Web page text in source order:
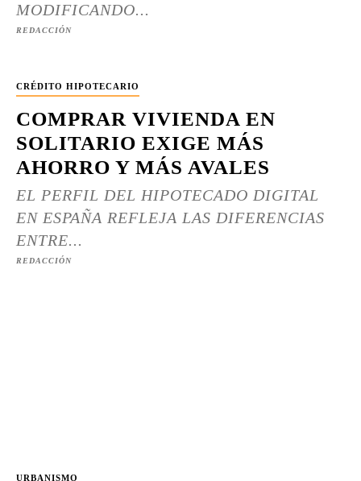
MODIFICANDO...
REDACCIÓN
CRÉDITO HIPOTECARIO
COMPRAR VIVIENDA EN
SOLITARIO EXIGE MÁS
AHORRO Y MÁS AVALES
EL PERFIL DEL HIPOTECADO DIGITAL
EN ESPAÑA REFLEJA LAS DIFERENCIAS
ENTRE...
REDACCIÓN
URBANISMO